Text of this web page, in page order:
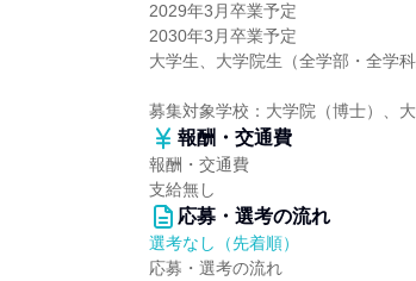
2029年3月卒業予定
2030年3月卒業予定
大学生、大学院生（全学部・全学科
募集対象学校：大学院（博士）、
報酬・交通費
報酬・交通費
支給無し
応募・選考の流れ
選考なし（先着順）
応募・選考の流れ